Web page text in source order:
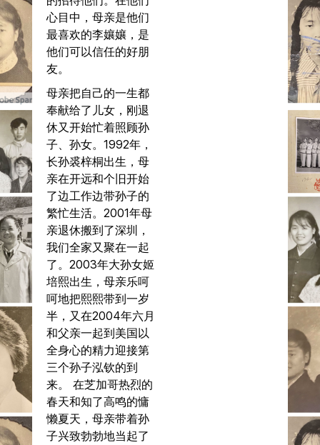
心目中，母亲是他们
最喜欢的李孃孃，是
他们可以信任的好朋
友。
母亲把自己的一生都
奉献给了儿女，刚退
休又开始忙着照顾孙
子、孙女。1992年，
长孙裘梓桐出生，母
亲在开远和个旧开始
了边工作边带孙子的
繁忙生活。2001年母
亲退休搬到了深圳，
我们全家又聚在一起
了。2003年大孙女姬
培熙出生，母亲乐呵
呵地把熙熙带到一岁
半，又在2004年六月
和父亲一起到美国以
全身心的精力迎接第
三个孙子泓钦的到
来。 在芝加哥热烈的
春天和知了高鸣的慵
懒夏天，母亲带着孙
子兴致勃勃地当起了